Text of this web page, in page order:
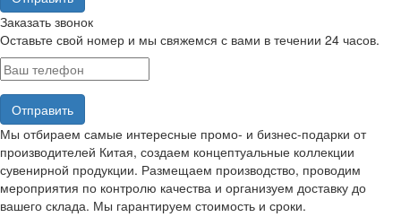
Заказать звонок
Оставьте свой номер и мы свяжемся с вами в течении 24 часов.
Мы отбираем самые интересные промо- и бизнес-подарки от
производителей Китая, создаем концептуальные коллекции
сувенирной продукции. Размещаем производство, проводим
мероприятия по контролю качества и организуем доставку до
вашего склада. Мы гарантируем стоимость и сроки.